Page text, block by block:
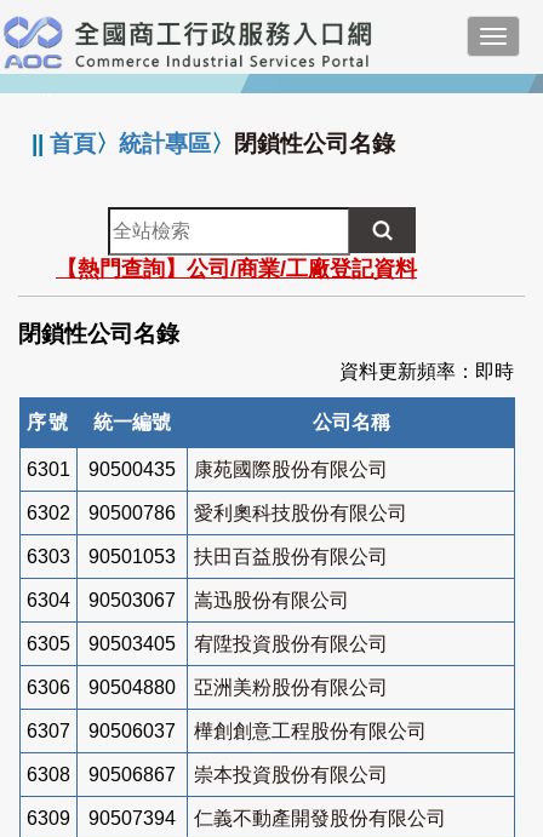
跳
到
主
要
:::
||首頁〉統計專區〉 閉鎖性公司名錄
全
站
檢
索
【熱門查詢】公司/商業/工廠登記資料
閉鎖性公司名錄
資料更新頻率：即時
序號 統一編號 公司名稱
6301 90500435 康苑國際股份有限公司
6302 90500786 愛利奧科技股份有限公司
6303 90501053 扶田百益股份有限公司
6304 90503067 嵩迅股份有限公司
6305 90503405 宥陞投資股份有限公司
6306 90504880 亞洲美粉股份有限公司
6307 90506037 樺創創意工程股份有限公司
6308 90506867 崇本投資股份有限公司
6309 90507394 仁義不動產開發股份有限公司